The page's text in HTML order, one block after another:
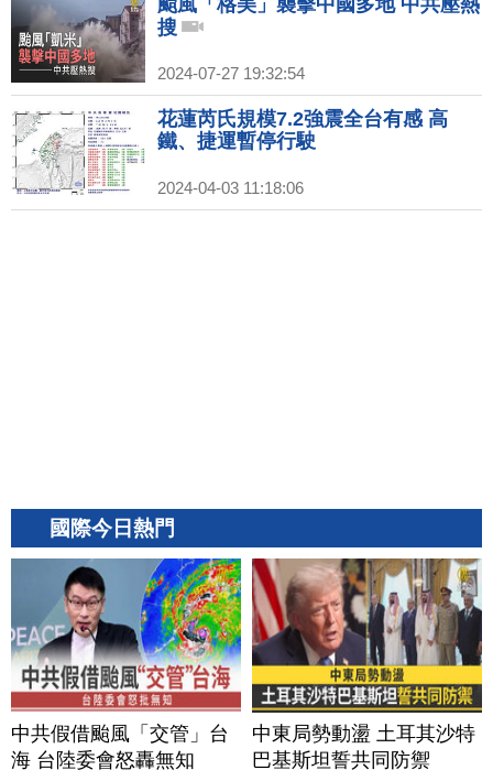
颱風「格美」襲擊中國多地 中共壓熱
搜
2024-07-27 19:32:54
花蓮芮氏規模7.2強震全台有感 高
鐵、捷運暫停行駛
2024-04-03 11:18:06
國際今日熱門
中共假借颱風「交管」台
海 台陸委會怒轟無知
中東局勢動盪 土耳其沙特
巴基斯坦誓共同防禦